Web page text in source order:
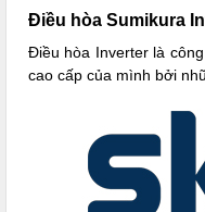
Điều hòa Sumikura
Điều hòa Inverter là
cao cấp của mình bởi